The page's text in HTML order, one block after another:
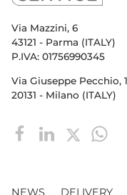
Via Mazzini, 6
43121 - Parma (ITALY)
P.IVA: 01756990345
Via Giuseppe Pecchio,
20131 - Milano (ITALY)
NEWS DELIVERY